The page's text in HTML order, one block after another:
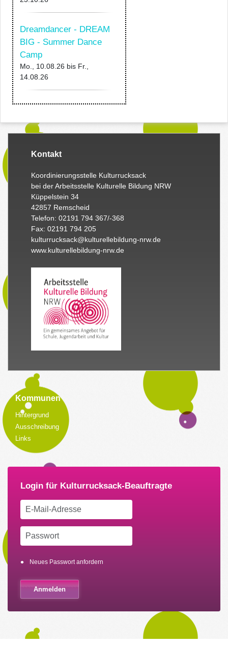
Dreamdancer - DREAM
BIG - Summer Dance
Camp
Mo., 10.08.26 bis Fr.,
14.08.26
Kontakt
Koordinierungsstelle Kulturrucksack
bei der Arbeitsstelle Kulturelle Bildung NRW
Küppelstein 34
42857 Remscheid
Telefon: 02191 794 367/-368
Fax: 02191 794 205
kulturrucksack@kulturellebildung-nrw.de
www.kulturellebildung-nrw.de
Kommunen
Hintergrund
Ausschreibung
Links
Neues Passwort anfordern